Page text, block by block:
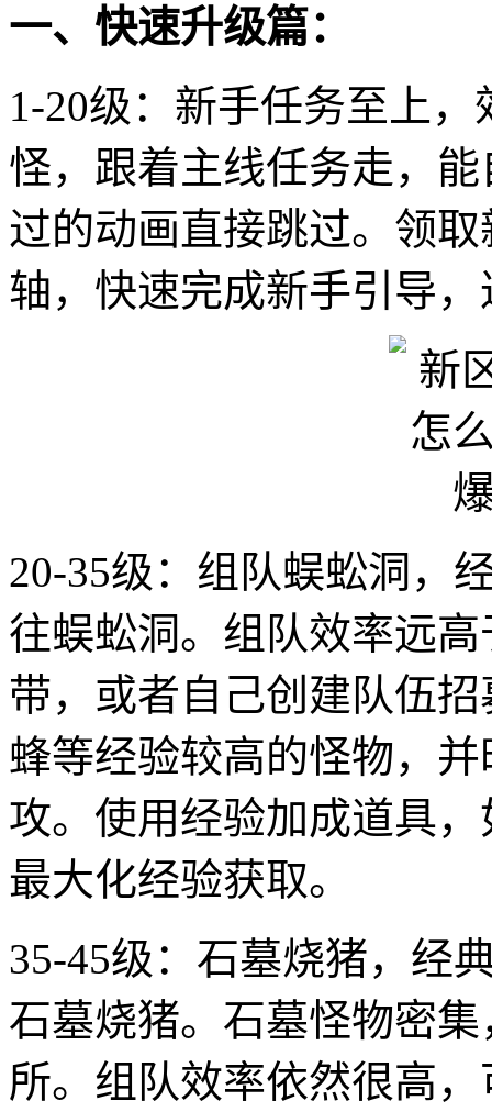
一、快速升级篇：
1-20级：新手任务至上
怪，跟着主线任务走，
过的动画直接跳过。领
轴，快速完成新手引导
20-35级：组队蜈蚣洞，
往蜈蚣洞。组队效率远
带，或者自己创建队伍
蜂等经验较高的怪物，
攻。使用经验加成道具
最大化经验获取。
35-45级：石墓烧猪，经
石墓烧猪。石墓怪物密
所。组队效率依然很高